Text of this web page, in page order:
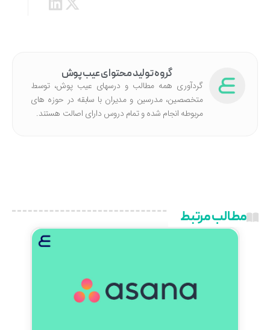
گروه تولید محتوای عیب پوش
گردآوری همه مطالب و درسهای عیب پوش، توسط
متخصصین، مدرسین و مدیران با سابقه در حوزه های
مربوطه انجام شده‌ و تمام دروس دارای اصالت هستند.
مطالب مرتبط